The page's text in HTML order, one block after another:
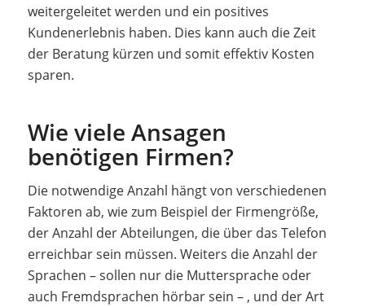
weitergeleitet werden und ein positives
Kundenerlebnis haben. Dies kann auch die Zeit
der Beratung kürzen und somit effektiv Kosten
sparen.
Wie viele Ansagen
benötigen Firmen?
Die notwendige Anzahl hängt von verschiedenen
Faktoren ab, wie zum Beispiel der Firmengröße,
der Anzahl der Abteilungen, die über das Telefon
erreichbar sein müssen. Weiters die Anzahl der
Sprachen – sollen nur die Muttersprache oder
auch Fremdsprachen hörbar sein – , und der Art